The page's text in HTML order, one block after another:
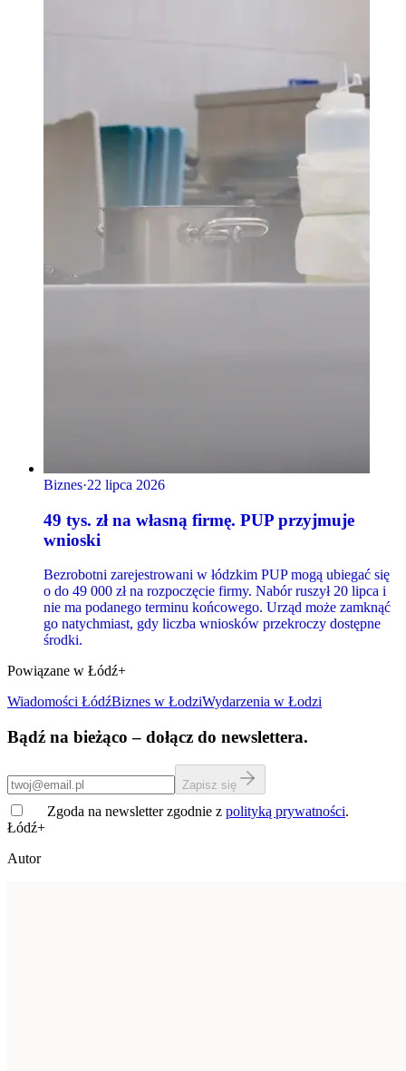
Biznes·22 lipca 2026
49 tys. zł na własną firmę. PUP przyjmuje
wnioski
Bezrobotni zarejestrowani w łódzkim PUP mogą ubiegać się
o do 49 000 zł na rozpoczęcie firmy. Nabór ruszył 20 lipca i
nie ma podanego terminu końcowego. Urząd może zamknąć
go natychmiast, gdy liczba wniosków przekroczy dostępne
środki.
Powiązane w Łódź+
Wiadomości ŁódźBiznes w ŁodziWydarzenia w Łodzi
Bądź na bieżąco – dołącz do newslettera.
Zapisz się
Zgoda na newsletter zgodnie z polityką prywatności.
Łódź+
Autor